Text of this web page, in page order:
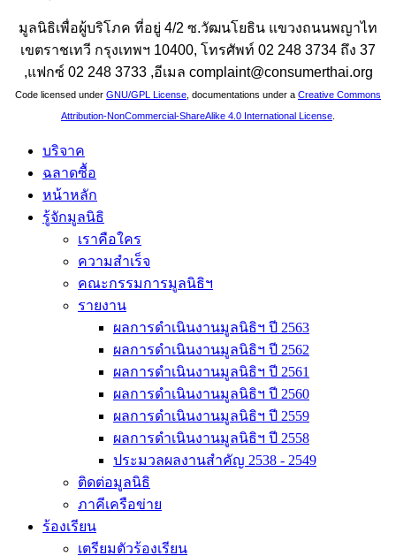
มูลนิธิเพื่อผู้บริโภค ที่อยู่ 4/2 ซ.วัฒนโยธิน แขวงถนนพญาไท
เขตราชเทวี กรุงเทพฯ 10400, โทรศัพท์ 02 248 3734 ถึง 37
,แฟกซ์ 02 248 3733 ,อีเมล complaint@consumerthai.org
Code licensed under GNU/GPL License , documentations under a Creative Commons
Attribution-NonCommercial-ShareAlike 4.0 International License
บริจาค
ฉลาดซื้อ
หน้าหลัก
รู้จักมูลนิธิ
เราคือใคร
ความสำเร็จ
คณะกรรมการมูลนิธิฯ
รายงาน
ผลการดำเนินงานมูลนิธิฯ ปี 2563
ผลการดำเนินงานมูลนิธิฯ ปี 2562
ผลการดำเนินงานมูลนิธิฯ ปี 2561
ผลการดำเนินงานมูลนิธิฯ ปี 2560
ผลการดำเนินงานมูลนิธิฯ ปี 2559
ผลการดำเนินงานมูลนิธิฯ ปี 2558
ประมวลผลงานสำคัญ 2538 - 2549
ติดต่อมูลนิธิ
ภาคีเครือข่าย
ร้องเรียน
เตรียมตัวร้องเรียน